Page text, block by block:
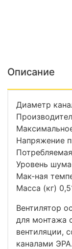
Описание
Диаметр
Напряжение
Уровень
Мак-ная
Масса (кг)
Вентилятор
для монтажа
вентиляции,
каналами ЭРА.